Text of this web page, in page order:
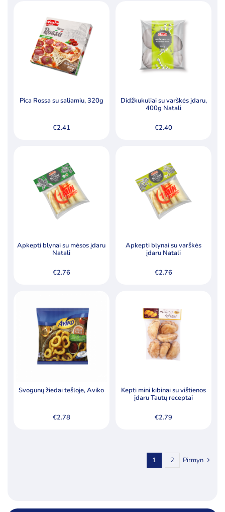
Pica Rossa su saliamiu, 320g
€2.41
Didžkukuliai su varškės įdaru,
400g Natali
€2.40
Apkepti blynai su mėsos įdaru
Natali
€2.76
Apkepti blynai su varškės
įdaru Natali
€2.76
Svogūnų žiedai tešloje, Aviko
€2.78
Kepti mini kibinai su vištienos
įdaru Tautų receptai
€2.79
1 2 Pirmyn